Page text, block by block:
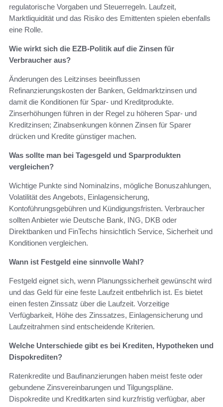
regulatorische Vorgaben und Steuerregeln. Laufzeit,
Marktliquidität und das Risiko des Emittenten spielen ebenfalls
eine Rolle.
Wie wirkt sich die EZB-Politik auf die Zinsen für
Verbraucher aus?
Änderungen des Leitzinses beeinflussen
Refinanzierungskosten der Banken, Geldmarktzinsen und
damit die Konditionen für Spar- und Kreditprodukte.
Zinserhöhungen führen in der Regel zu höheren Spar- und
Kreditzinsen; Zinabsenkungen können Zinsen für Sparer
drücken und Kredite günstiger machen.
Was sollte man bei Tagesgeld und Sparprodukten
vergleichen?
Wichtige Punkte sind Nominalzins, mögliche Bonuszahlungen,
Volatilität des Angebots, Einlagensicherung,
Kontoführungsgebühren und Kündigungsfristen. Verbraucher
sollten Anbieter wie Deutsche Bank, ING, DKB oder
Direktbanken und FinTechs hinsichtlich Service, Sicherheit und
Konditionen vergleichen.
Wann ist Festgeld eine sinnvolle Wahl?
Festgeld eignet sich, wenn Planungssicherheit gewünscht wird
und das Geld für eine feste Laufzeit entbehrlich ist. Es bietet
einen festen Zinssatz über die Laufzeit. Vorzeitige
Verfügbarkeit, Höhe des Zinssatzes, Einlagensicherung und
Laufzeitrahmen sind entscheidende Kriterien.
Welche Unterschiede gibt es bei Krediten, Hypotheken und
Dispokrediten?
Ratenkredite und Baufinanzierungen haben meist feste oder
gebundene Zinsvereinbarungen und Tilgungspläne.
Dispokredite und Kreditkarten sind kurzfristig verfügbar, aber